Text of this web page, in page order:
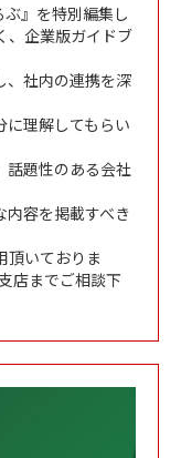
』を特別編集し
、企業版ガイドブ
、社内の連携を深
に理解してもらい
話題性のある会社
容を掲載すべき
頂いておりま
店までご相談下